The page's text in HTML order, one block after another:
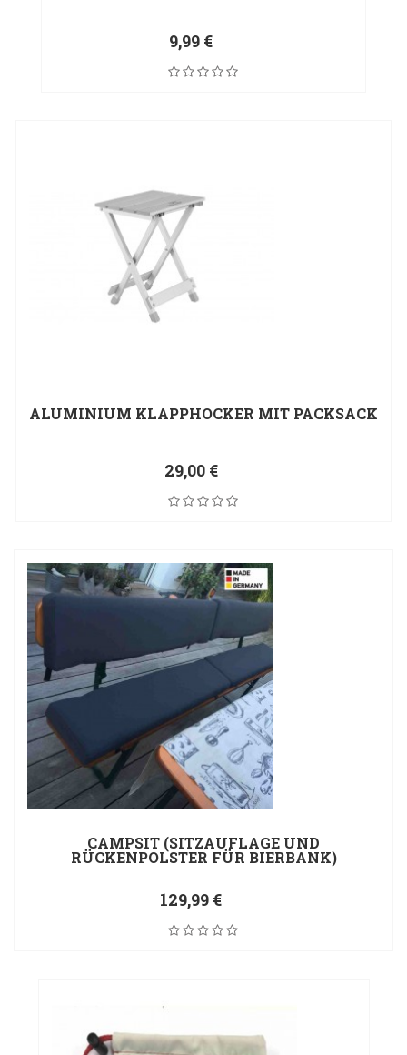
9,99 €
ALUMINIUM KLAPPHOCKER MIT PACKSACK
29,00 €
CAMPSIT (SITZAUFLAGE UND
RÜCKENPOLSTER FÜR BIERBANK)
129,99 €